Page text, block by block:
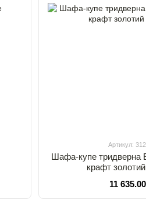
Артикул:
Шафа-купе тридверна
крафт
11